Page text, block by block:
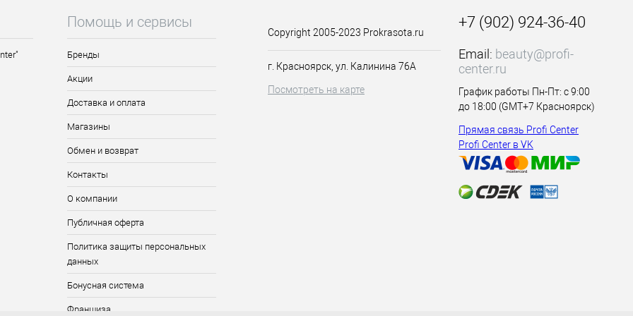
искусственных ногтей а также для придания им желаемой формы.
- 150/180/180 грит.
данной пилки.
Помощь и сервисы
Бренды
Акции
Доставка и оплата
Магазины
Обмен и возврат
Контакты
О компании
Публичная оферта
Политика защиты персональных
данных
Бонусная система
Франшиза
Copyright 2005-2023 Prokrasota.ru
г. Красноярск, ул. Калинина 76А
Посмотреть на карте
+7 (902) 924-36-40
Email: beauty@profi-
center.ru
График работы Пн-Пт: с 9:00
до 18:00 (GMT+7 Красноярск)
Прямая связь Profi Center
Profi Center в VK